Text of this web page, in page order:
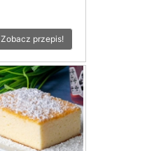
Zobacz przepis!